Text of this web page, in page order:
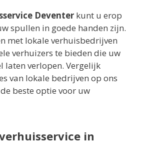
Deventer kunt u erop
spullen in goede handen zijn.
met lokale verhuisbedrijven
verhuizers te bieden die uw
laten verlopen. Vergelijk
van lokale bedrijven op ons
beste optie voor uw
in